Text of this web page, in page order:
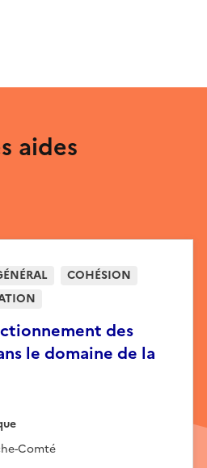
aides
des
le domaine de la
COHÉSION
Comté